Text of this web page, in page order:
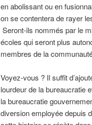
en abolissant ou en
on se contentera de rayer
Seront-ils nommés par le
écoles qui seront plus
membres de la
Voyez-vous ? Il suffit
lourdeur de la bureaucratie
la bureaucratie
diversion employée depuis